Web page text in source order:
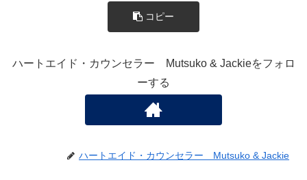
コピー
ハートエイド・カウンセラー Mutsuko & Jackieをフォロ
ーする
ハートエイド・カウンセラー Mutsuko & Jackie